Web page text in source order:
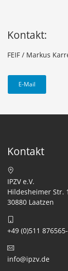
Kontakt:
FEIF / Markus
E-Mail
Kontakt
IPZV e.V.
Hildesheimer Str.
30880 Laatzen
+49 (0)511
info@ipzv.de